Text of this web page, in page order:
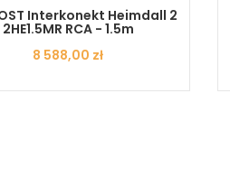
Interkonekt Heimdall 2
2HE1.5MR RCA - 1.5m
Cena
8 588,00 zł